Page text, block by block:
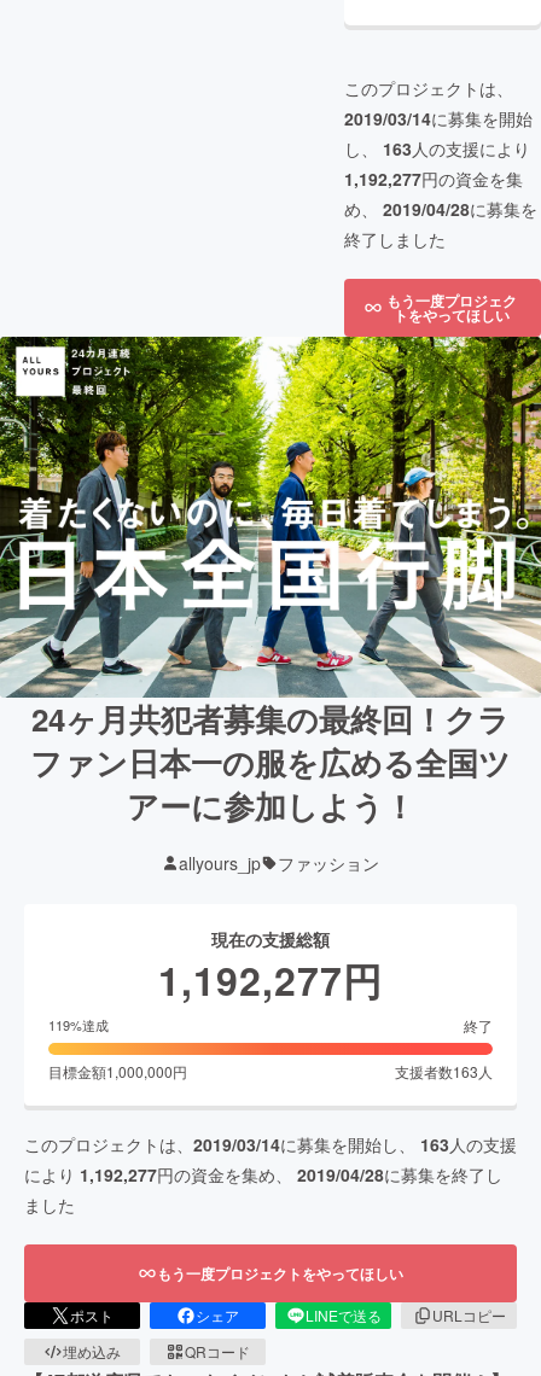
このプロジェクトは、
2019/03/14に募集を開始
し、 163人の支援により
1,192,277円の資金を集
め、 2019/04/28に募集を
終了しました
もう一度プロジェク
トをやってほしい
24ヶ月共犯者募集の最終回！クラ
ファン日本一の服を広める全国ツ
アーに参加しよう！
allyours_jp ファッション
現在の支援総額
1,192,277円
119%達成 終了
目標金額1,000,000円 支援者数163 人
このプロジェクトは、 2019/03/14に募集を開始し、 163 人の支援
により 1,192,277円の資金を集め、 2019/04/28に募集を終了し
ました
もう一度プロジェクトをやってほしい
ポスト シェア LINEで送る
URLコピー
埋め込み
QRコード